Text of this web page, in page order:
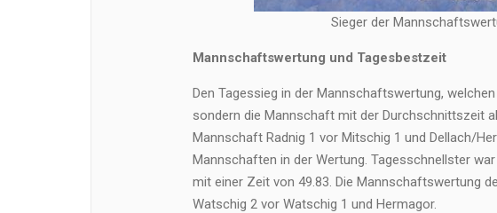
Sieger der
Mannschaftswertung und Tagesbestzeit
Den Tagessieg in der Mannschaftswertung,
sondern die Mannschaft mit der Durchschnittszeit
Mannschaft Radnig 1 vor Mitschig 1 und Dellach/
Mannschaften in der Wertung. Tagesschnellster
mit einer Zeit von 49.83. Die Mannschaftswertung
Watschig 2 vor Watschig 1 und Hermagor.